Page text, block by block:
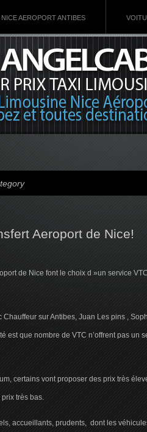
AEROPORT ANTIBES
Aeroport de Nice!
de Nice font le choix d »un service
Chauffeur sur Antibes, Juan Les pins ,
est que nombre de VTC n’offrent pas un
certains vont proposer des prix très
prix très bas.
accueillants, prudents, dont les